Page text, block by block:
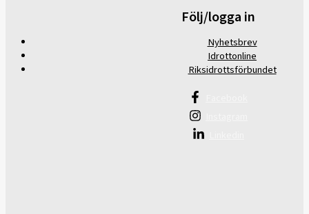
Följ/logga in
Nyhetsbrev
Idrottonline
Riksidrottsförbundet